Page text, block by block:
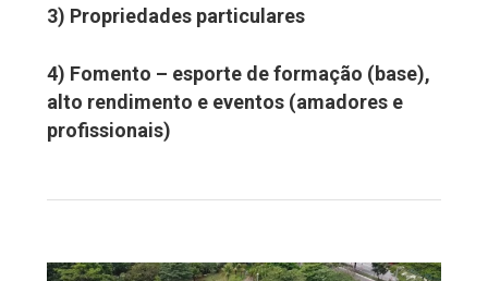
3) Propriedades particulares
4) Fomento – esporte de formação (base),
alto rendimento e eventos (amadores e
profissionais)